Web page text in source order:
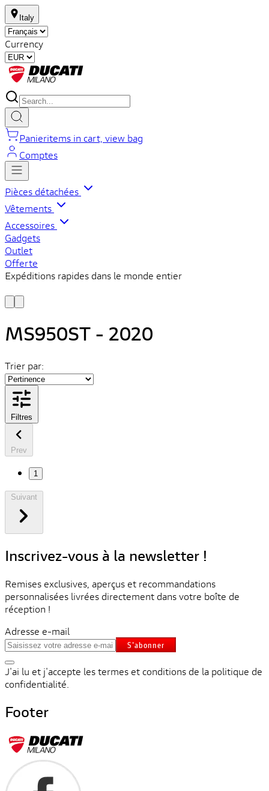
Italy
Currency
Panieritems in cart, view bag
Comptes
Pièces détachées
Vêtements
Accessoires
Gadgets
Outlet
Offerte
Expéditions rapides dans le monde entier
MS950ST - 2020
Trier par:
Filtres
Prev
1
Inscrivez-vous à la newsletter !
Remises exclusives, aperçus et recommandations
personnalisées livrées directement dans votre boîte de
réception !
Adresse e-mail
S'abonner
J'ai lu et j'accepte les termes et conditions de la politique de
confidentialité.
Footer